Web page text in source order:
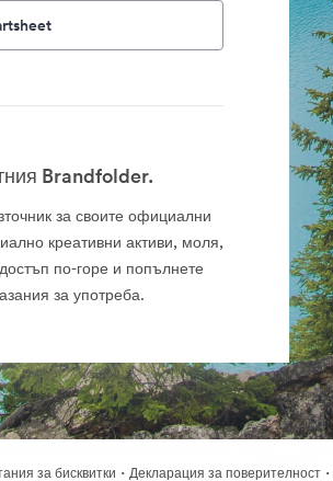
Brandfolder.
за своите официални
креативни активи, моля,
по-горе и попълнете
за употреба.
за бисквитки · Декларация за поверителност ·